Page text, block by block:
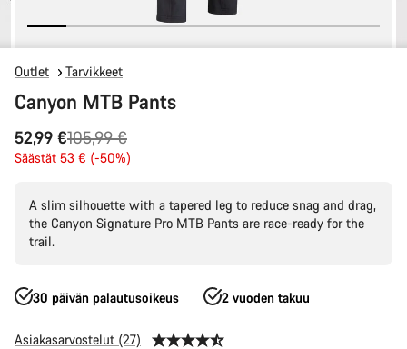
Outlet Tarvikkeet
Canyon MTB Pants
52,99 €
Alkuperäinen
hinta
105,99 €
Säästät 53 € (-50%)
A slim silhouette with a tapered leg to reduce snag and drag,
the Canyon Signature Pro MTB Pants are race-ready for the
trail.
30 päivän palautusoikeus 2 vuoden takuu
Asiakasarvostelut (27)